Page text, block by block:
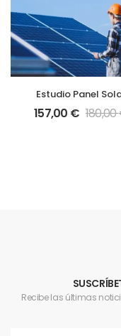
Estudio Panel
157,00 € 180,00
Recibe las últimas